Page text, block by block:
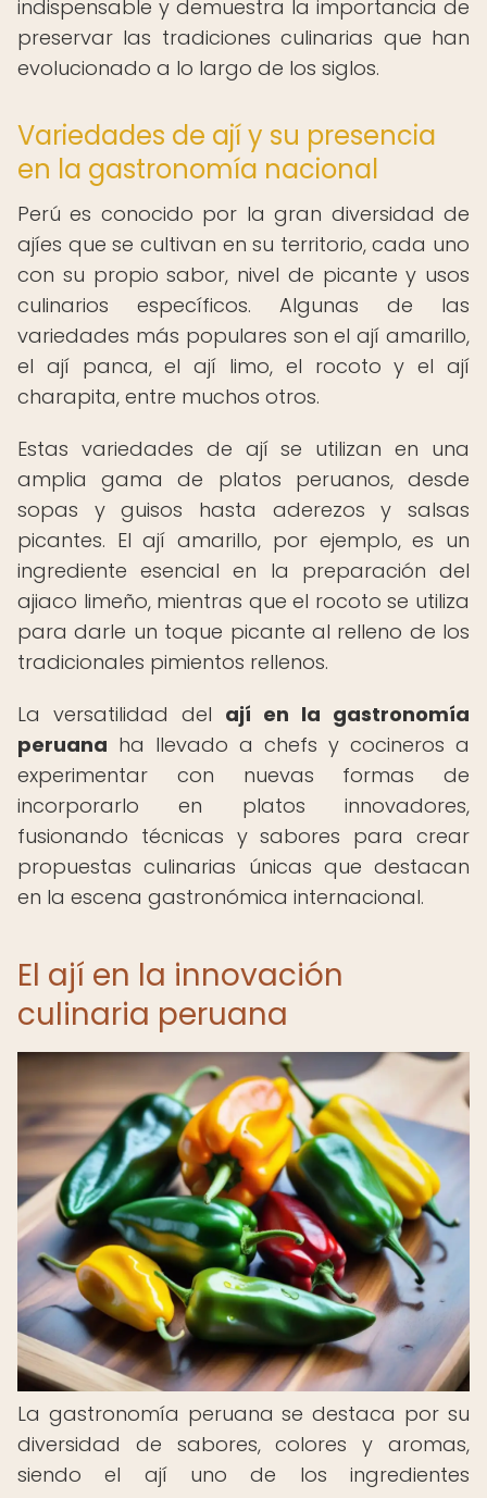
indispensable y demuestra la importancia de
preservar las tradiciones culinarias que han
evolucionado a lo largo de los siglos.
Variedades de ají y su presencia
en la gastronomía nacional
Perú es conocido por la gran diversidad de
ajíes que se cultivan en su territorio, cada uno
con su propio sabor, nivel de picante y usos
culinarios específicos. Algunas de las
variedades más populares son el ají amarillo,
el ají panca, el ají limo, el rocoto y el ají
charapita, entre muchos otros.
Estas variedades de ají se utilizan en una
amplia gama de platos peruanos, desde
sopas y guisos hasta aderezos y salsas
picantes. El ají amarillo, por ejemplo, es un
ingrediente esencial en la preparación del
ajiaco limeño, mientras que el rocoto se utiliza
para darle un toque picante al relleno de los
tradicionales pimientos rellenos.
La versatilidad del ají en la gastronomía
peruana ha llevado a chefs y cocineros a
experimentar con nuevas formas de
incorporarlo en platos innovadores,
fusionando técnicas y sabores para crear
propuestas culinarias únicas que destacan
en la escena gastronómica internacional.
El ají en la innovación
culinaria peruana
La gastronomía peruana se destaca por su
diversidad de sabores, colores y aromas,
siendo el ají uno de los ingredientes